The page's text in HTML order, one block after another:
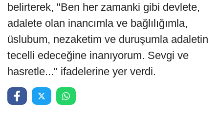
belirterek, "Ben her zamanki gibi devlete,
adalete olan inancımla ve bağlılığımla,
üslubum, nezaketim ve duruşumla adaletin
tecelli edeceğine inanıyorum. Sevgi ve
hasretle..." ifadelerine yer verdi.